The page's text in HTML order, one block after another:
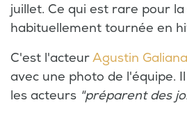
juillet. Ce qui est rare pour la
habituellement tournée en
C'est l'acteurAgustin
avec une photo de l'équipe.
les acteurs "préparent des